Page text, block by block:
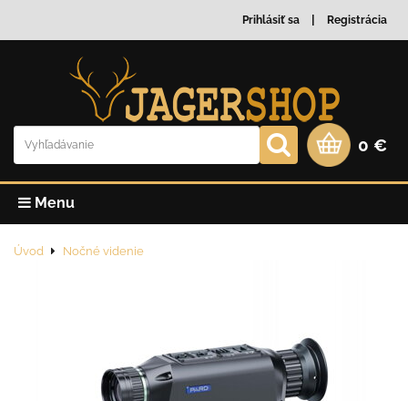
Prihlásiť sa Registrácia
0 €
Menu
Úvod Nočné videnie